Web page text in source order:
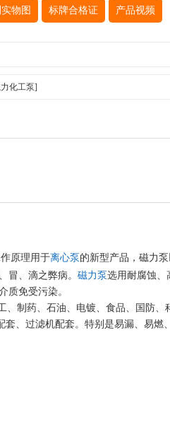
物图 标牌合格证 产品视频
化工泵]
原理用于离心泵 的新型产品，磁力
冒、滴之弊病。 磁力泵选用耐腐蚀、
质免受污染。
、制药、石油、电镀、食品、国防、
、过滤机配套。特别是易漏、易燃